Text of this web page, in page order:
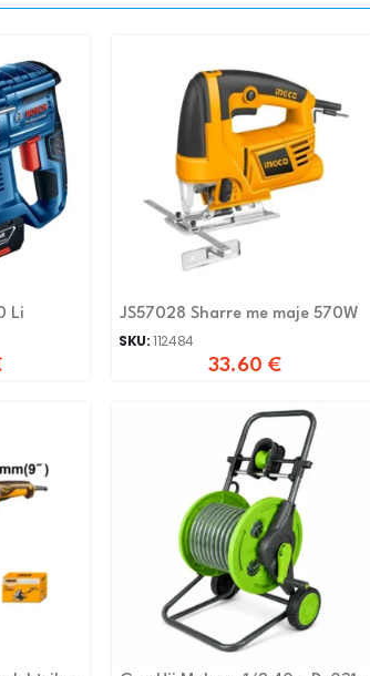
Li JS57028 Sharre me maje 570W
SKU:112484
33.60 €